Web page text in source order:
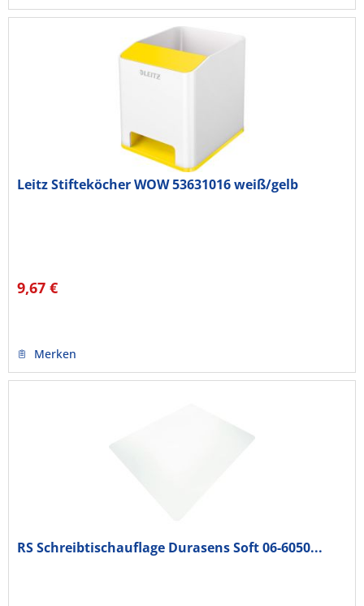
Leitz Stifteköcher WOW 53631016 weiß/gelb
9,67 €
Merken
RS Schreibtischauflage Durasens Soft 06-6050...